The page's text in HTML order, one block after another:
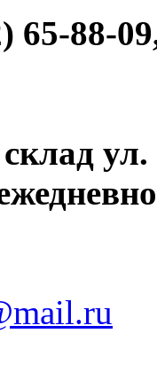
65-88-